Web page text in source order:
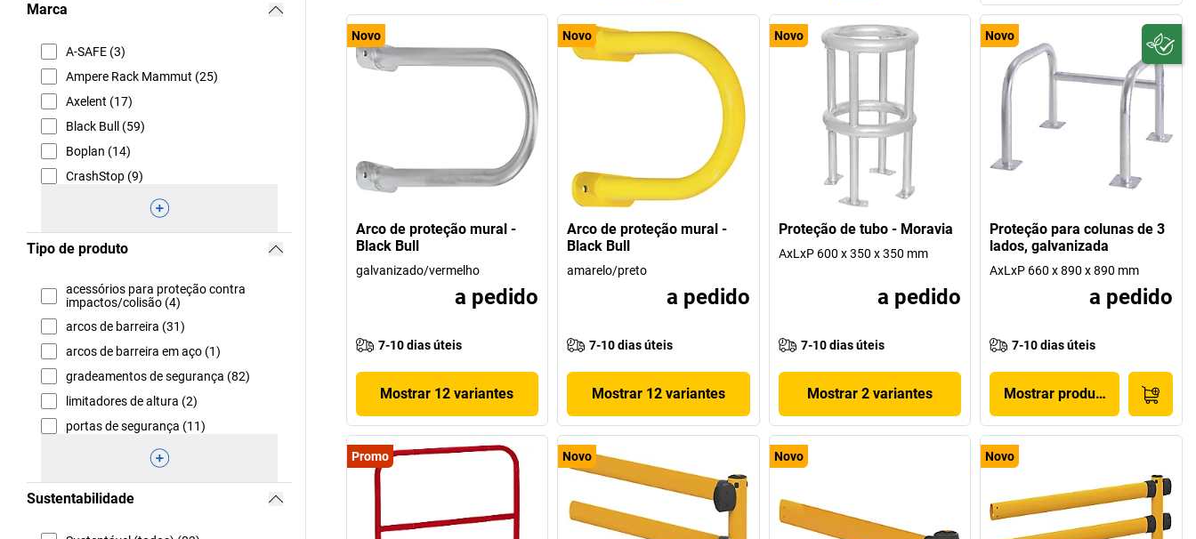
Marca
A-SAFE (3)
Ampere Rack Mammut (25)
Axelent (17)
Black Bull (59)
Boplan (14)
CrashStop (9)
Tipo de produto
acessórios para proteção contra
impactos/colisão (4)
arcos de barreira (31)
arcos de barreira em aço (1)
gradeamentos de segurança (82)
limitadores de altura (2)
portas de segurança (11)
Sustentabilidade
Novo
Arco de proteção mural -
Black Bull
galvanizado/vermelho
a pedido
7-10 dias úteis
Mostrar 12 variantes
Novo
Arco de proteção mural -
Black Bull
amarelo/preto
a pedido
7-10 dias úteis
Mostrar 12 variantes
Novo
Proteção de tubo - Moravia
AxLxP 600 x 350 x 350 mm
a pedido
7-10 dias úteis
Mostrar 2 variantes
Novo
Proteção para colunas de 3
lados, galvanizada
AxLxP 660 x 890 x 890 mm
a pedido
7-10 dias úteis
Mostrar produto
Promo Novo Novo Novo